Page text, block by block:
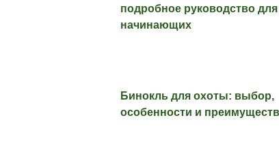
подробное руководство для
начинающих
Бинокль для охоты: выбор,
особенности и